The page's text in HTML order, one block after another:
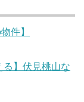
件】
る】伏見桃山な